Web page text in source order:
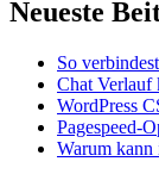
Neueste
So
Chat Verlauf
WordPress
Pagespeed-
Warum